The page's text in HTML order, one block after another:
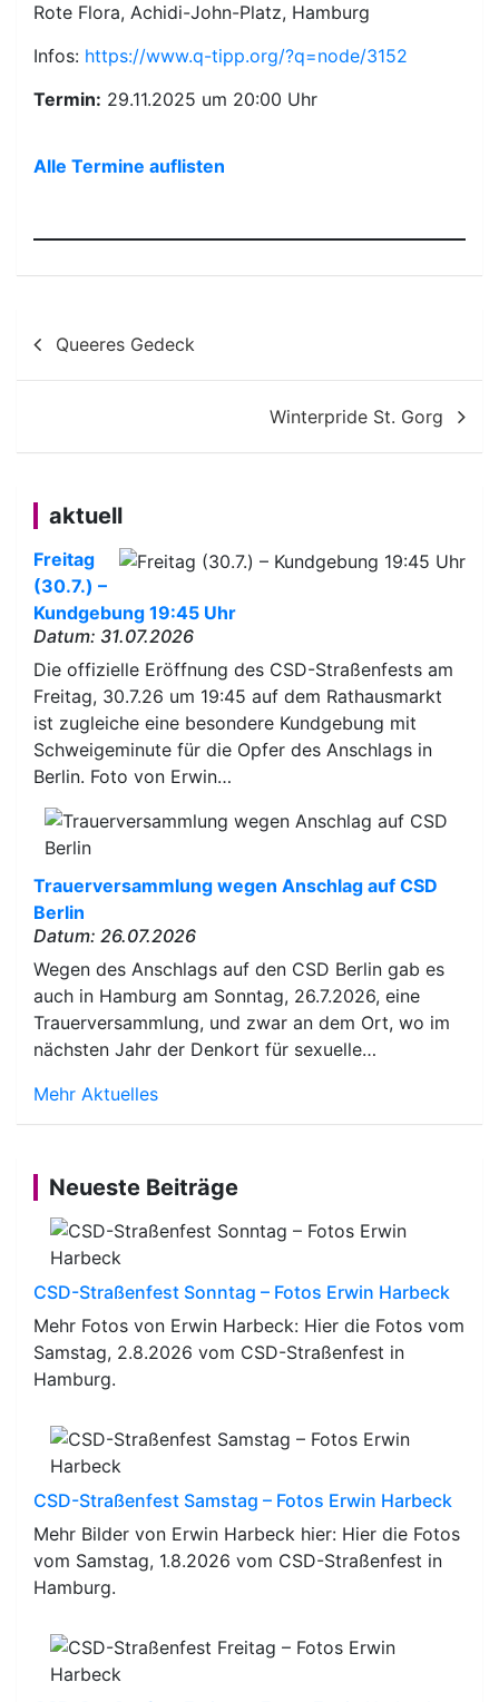
Rote Flora, Achidi-John-Platz, Hamburg
Infos: https://www.q-tipp.org/?q=node/3152
Termin: 29.11.2025 um 20:00 Uhr
Alle Termine auflisten
Beitragsnavigation
Queeres Gedeck
Winterpride St. Gorg
aktuell
Freitag
(30.7.) –
Kundgebung 19:45 Uhr
Datum: 31.07.2026
Die offizielle Eröffnung des CSD-Straßenfests am
Freitag, 30.7.26 um 19:45 auf dem Rathausmarkt
ist zugleiche eine besondere Kundgebung mit
Schweigeminute für die Opfer des Anschlags in
Berlin. Foto von Erwin…
Trauerversammlung wegen Anschlag auf CSD
Berlin
Datum: 26.07.2026
Wegen des Anschlags auf den CSD Berlin gab es
auch in Hamburg am Sonntag, 26.7.2026, eine
Trauerversammlung, und zwar an dem Ort, wo im
nächsten Jahr der Denkort für sexuelle…
Mehr Aktuelles
Neueste Beiträge
CSD-Straßenfest Sonntag – Fotos Erwin Harbeck
Mehr Fotos von Erwin Harbeck: Hier die Fotos vom
Samstag, 2.8.2026 vom CSD-Straßenfest in
Hamburg.
CSD-Straßenfest Samstag – Fotos Erwin Harbeck
Mehr Bilder von Erwin Harbeck hier: Hier die Fotos
vom Samstag, 1.8.2026 vom CSD-Straßenfest in
Hamburg.